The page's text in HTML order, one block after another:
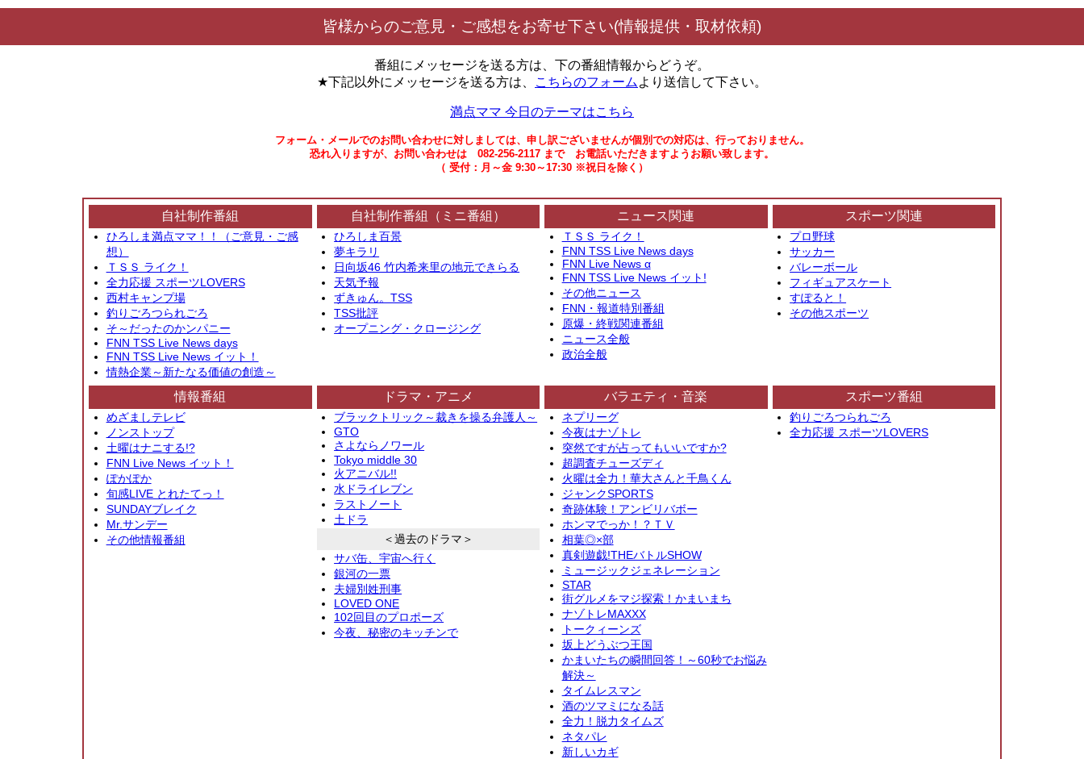
皆様からのご意見・ご感想をお寄せ下さい(情報提供・取材依頼)
番組にメッセージを送る方は、下の番組情報からどうぞ。
★下記以外にメッセージを送る方は、
こちらのフォーム より送信して下さい。
満点ママ 今日のテーマはこちら
フォーム・メールでのお問い合わせに対しましては、申し訳ございませんが個別での対応は、行っておりません。
恐れ入りますが、お問い合わせは 082-256-2117 まで お電話いただきますようお願い致します。
（ 受付：月～金 9:30～17:30 ※祝日を除く）
自社制作番組
ひろしま満点ママ！！（ご意見・ご感
想）
ＴＳＳ ライク！
全力応援 スポーツLOVERS
西村キャンプ場
釣りごろつられごろ
そ～だったのかンパニー
FNN TSS Live News days
FNN TSS Live News イット！
情熱企業～新たなる価値の創造～
自社制作番組（ミニ番組）
ひろしま百景
夢キラリ
日向坂46 竹内希来里の地元できらる
天気予報
ずきゅん。TSS
TSS批評
オープニング・クロージング
ニュース関連
ＴＳＳ ライク！
FNN TSS Live News days
FNN Live News α
FNN TSS Live News イット!
その他ニュース
FNN・報道特別番組
原爆・終戦関連番組
ニュース全般
政治全般
スポーツ関連
プロ野球
サッカー
バレーボール
フィギュアスケート
すぽると！
その他スポーツ
情報番組
めざましテレビ
ノンストップ
土曜はナニする!?
FNN Live News イット！
ぽかぽか
旬感LIVE とれたてっ！
SUNDAYブレイク
Mr.サンデー
その他情報番組
ドラマ・アニメ
ブラックトリック～裁きを操る弁護人～
GTO
さよならノワール
Tokyo middle 30
火アニバル!!
水ドライレブン
ラストノート
土ドラ
＜過去のドラマ＞
サバ缶、宇宙へ行く
銀河の一票
夫婦別姓刑事
LOVED ONE
102回目のプロポーズ
今夜、秘密のキッチンで
バラエティ・音楽
ネプリーグ
今夜はナゾトレ
突然ですが占ってもいいですか?
超調査チューズディ
火曜は全力！華大さんと千鳥くん
ジャンクSPORTS
奇跡体験！アンビリバボー
ホンマでっか！？ＴＶ
相葉◎×部
真剣遊戯!THEバトルSHOW
ミュージックジェネレーション
STAR
街グルメをマジ探索！かまいまち
ナゾトレMAXXX
トークィーンズ
坂上どうぶつ王国
かまいたちの瞬間回答！～60秒でお悩み
解決～
タイムレスマン
酒のツマミになる話
全力！脱力タイムズ
ネタパレ
新しいカギ
スポーツ番組
釣りごろつられごろ
全力応援 スポーツLOVERS